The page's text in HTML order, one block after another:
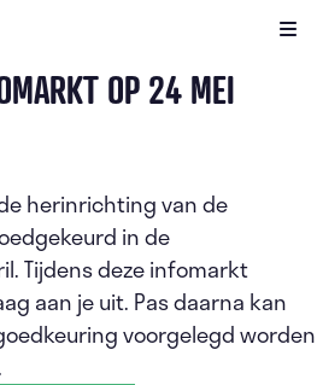
OP 24 MEI
herinrichting van de
in de
Tijdens deze infomarkt
aan je uit. Pas daarna kan
voorgelegd worden